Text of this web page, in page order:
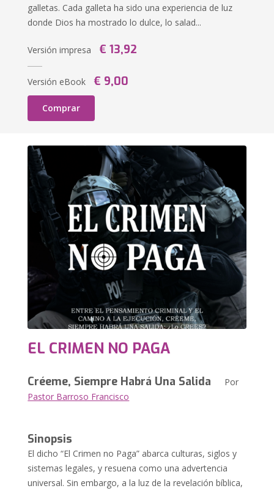
galletas. Cada galleta ha sido una experiencia de luz
donde Dios ha mostrado lo dulce, lo salad...
Versión impresa € 13,92
Versión eBook € 9,00
Comprar
EL CRIMEN NO PAGA
Créeme, Siempre Habrá Una Salida Por
Pastor Barroso Francisco
Sinopsis
El dicho “El Crimen no Paga” abarca culturas, siglos y
sistemas legales, y resuena como una advertencia
universal. Sin embargo, a la luz de la revelación bíblica,